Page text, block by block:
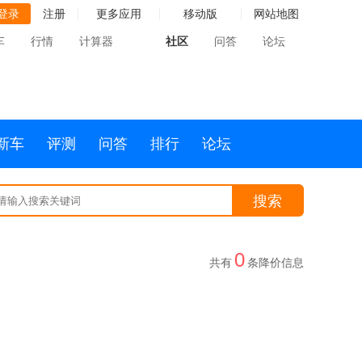
录 注册 更多应用 移动版 网站地图
行情 计算器 社区 问答 论坛
车 评测 问答 排行 论坛
搜索
共有 0条降价信息